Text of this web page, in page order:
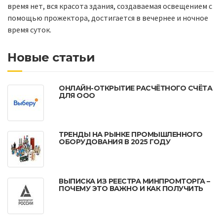
время нет, вся красота здания, создаваемая освещением с
помощью прожектора, достигается в вечернее и ночное
время суток.
Новые статьи
ОНЛАЙН-ОТКРЫТИЕ РАСЧЁТНОГО СЧЁТА
ДЛЯ ООО
ТРЕНДЫ НА РЫНКЕ ПРОМЫШЛЕННОГО
ОБОРУДОВАНИЯ В 2025 ГОДУ
ВЫПИСКА ИЗ РЕЕСТРА МИНПРОМТОРГА –
ПОЧЕМУ ЭТО ВАЖНО И КАК ПОЛУЧИТЬ